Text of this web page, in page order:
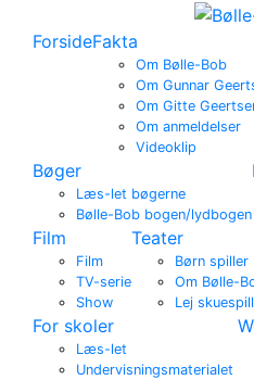
ForsideFakta
Om Bølle-Bob
Om Gunnar
Om Gitte
Om anmeldelser
Videoklip
Bøger
Læs-let bøgerne
Bølle-Bob bogen/lydbogen
Film
Film
TV-serie
Show
Teater
Børn spiller
Om Bølle-
Lej
For skoler
Læs-let
Undervisningsmaterialet